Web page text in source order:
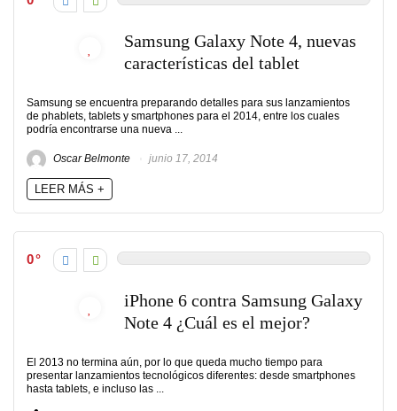
Samsung Galaxy Note 4, nuevas
características del tablet
Samsung se encuentra preparando detalles para sus lanzamientos
de phablets, tablets y smartphones para el 2014, entre los cuales
podría encontrarse una nueva ...
Oscar Belmonte junio 17, 2014
LEER MÁS +
0
iPhone 6 contra Samsung Galaxy
Note 4 ¿Cuál es el mejor?
El 2013 no termina aún, por lo que queda mucho tiempo para
presentar lanzamientos tecnológicos diferentes: desde smartphones
hasta tablets, e incluso las ...